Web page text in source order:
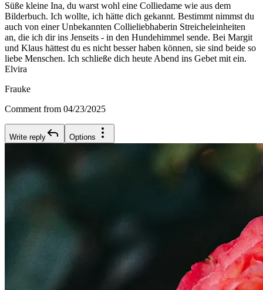
Süße kleine Ina, du warst wohl eine Colliedame wie aus dem
Bilderbuch. Ich wollte, ich hätte dich gekannt. Bestimmt nimmst du
auch von einer Unbekannten Collieliebhaberin Streicheleinheiten
an, die ich dir ins Jenseits - in den Hundehimmel sende. Bei Margit
und Klaus hättest du es nicht besser haben können, sie sind beide so
liebe Menschen. Ich schließe dich heute Abend ins Gebet mit ein.
Elvira
Frauke
Comment from 04/23/2025
Write reply Options